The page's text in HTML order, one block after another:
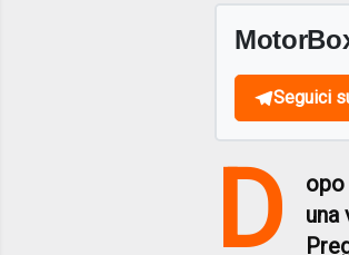
Seguici
D
opo
una